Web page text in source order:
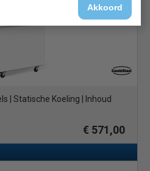
Akkoord
| Statische Koeling | Inhoud
€ 571,00